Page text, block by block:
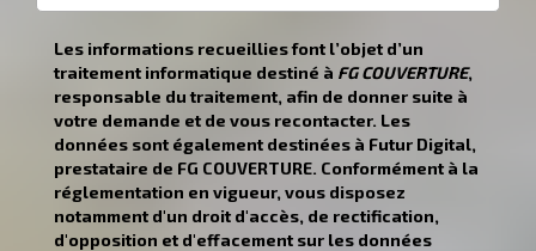
Les informations recueillies font l’objet d’un
traitement informatique destiné à FG COUVERTURE,
responsable du traitement, afin de donner suite à
votre demande et de vous recontacter. Les
données sont également destinées à Futur Digital,
prestataire de FG COUVERTURE. Conformément à la
réglementation en vigueur, vous disposez
notamment d'un droit d'accès, de rectification,
d'opposition et d'effacement sur les données